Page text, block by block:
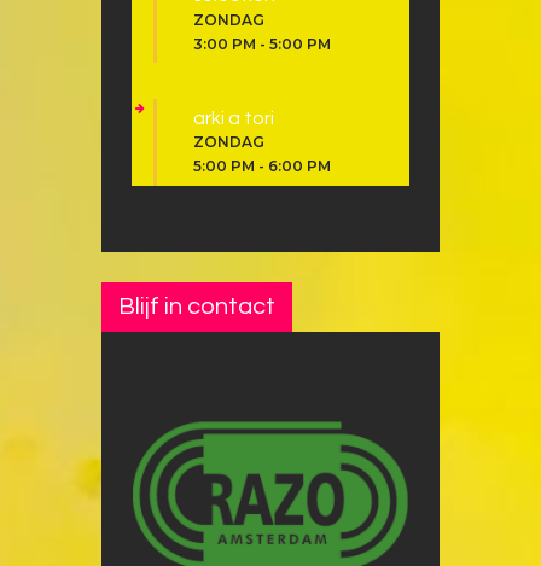
ZONDAG
3:00 PM - 5:00 PM
arki a tori
ZONDAG
5:00 PM - 6:00 PM
Blijf in contact